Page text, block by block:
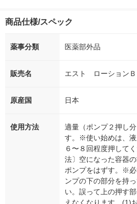
商品仕様/スペック
薬事分類 医薬部外品
販売名 エスト ローションＢ
原産国 日本
使用方法
適量（ポンプ２押し
す。※使い始めは、液
６〜８回程度押して
法〕空になった容器
ポンプをはずす。※
ンプの下の部分を持
い。誤って上の押す